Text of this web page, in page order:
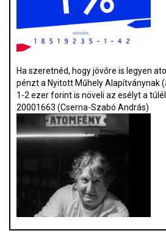
Ha szeretnéd, hogy jövőre is legyen
pénzt a Nyitott Műhely Alapítványnak
1-2 ezer forint is növeli az esélyt a
20001663 (Cserna-Szabó András)